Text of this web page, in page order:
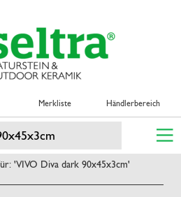
Merkliste Händlerbereich
'VIVO Diva dark 90x45x3cm'